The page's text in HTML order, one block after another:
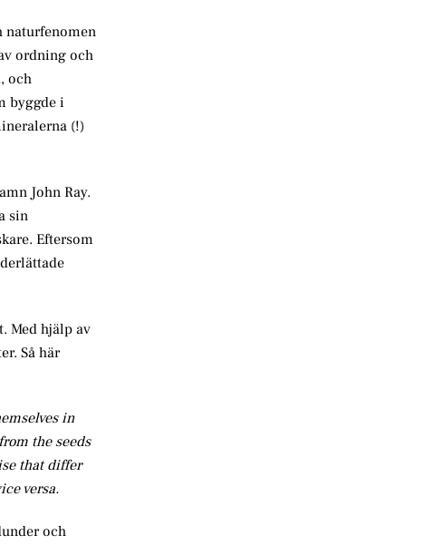
naturfenomen
ordning och
och
byggde i
(!)
John Ray.
sin
Eftersom
Med hjälp av
Så här
in
the seeds
that differ
versa.
och